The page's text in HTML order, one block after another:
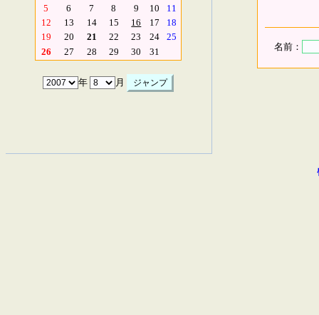
5
6 7 8 9 10
11
12
13 14 15 16 17
18
19
20 21 22 23 24
25
26
27 28 29 30 31
年 月
名前：